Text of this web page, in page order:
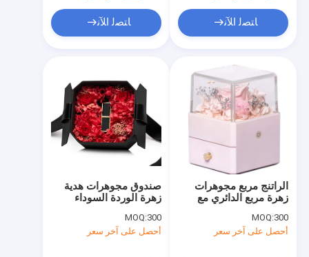
ﺎﺘﺼﻟ ﺍﻶﻧ ﺎﺘﺼﻟ ﺍﻶﻧ
صندوق مجوهرات هدية
زهرة الوردة السوداء
قلادةMOQ:300
أحصل على آخر سعر
الراتنج مربع مجوهرات
زهرة مربع الدائري مع
115X115X110mm
MOQ:300
أحصل على آخر سعر